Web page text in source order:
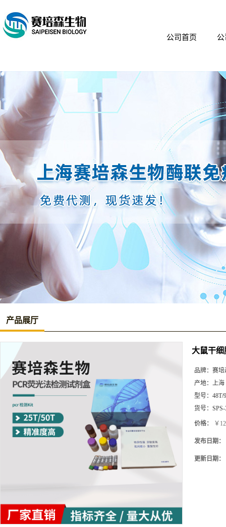
公司首页
产品展厅
大鼠干细
品牌： 赛培
产地： 上海
型号： 48T/
货号：
价格： ￥
发布日期：
更新日期：